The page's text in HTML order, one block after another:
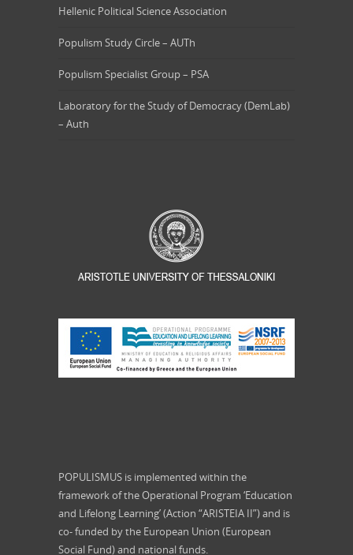
Hellenic Political Science Association
Populism Study Circle – AUTh
Populism Specialist Group – PSA
Laboratory for the Study of Democracy (DemLab)
– Auth
POPULISMUS is implemented within the
framework of the Operational Program ‘Education
and Lifelong Learning’ (Action “ARISTEIA II”) and is
co- funded by the European Union (European
Social Fund) and national funds.